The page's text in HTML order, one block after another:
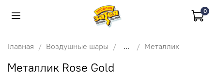
0
Главная Воздушные шары ... Металлик
Металлик Rose Gold